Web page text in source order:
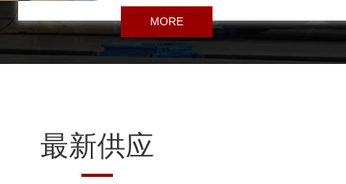
MORE
最新供应